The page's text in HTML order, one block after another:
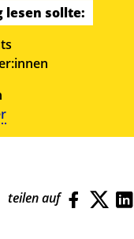
lesen sollte:
teilen auf